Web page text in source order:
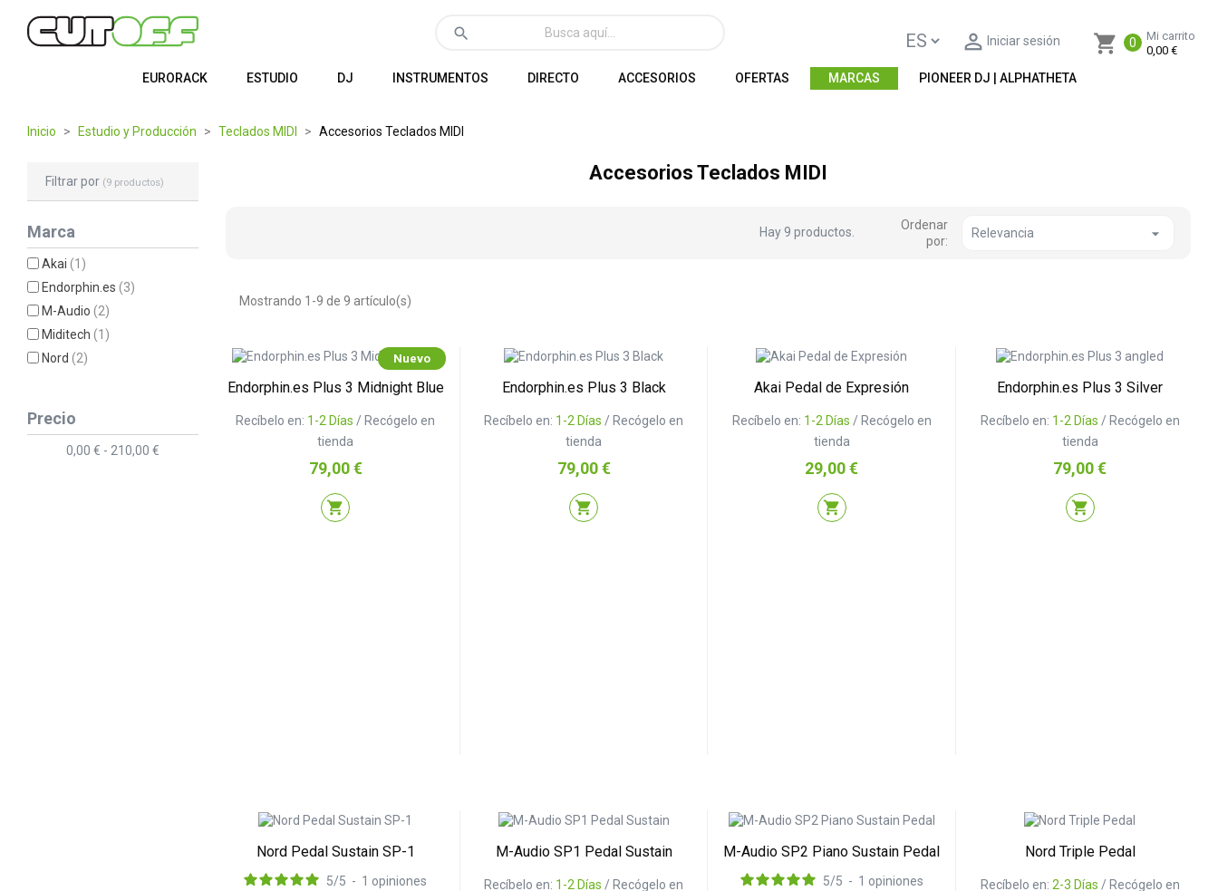
shopping_cart 0
Mi carrito
0,00 €
 Iniciar sesión
search
EURORACK ESTUDIO DJ INSTRUMENTOS DIRECTO ACCESORIOS OFERTAS MARCAS PIONEER DJ | ALPHATHETA
Inicio Estudio y Producción Teclados MIDI Accesorios Teclados MIDI
Filtrar por (9 productos)
Marca
Akai(1)
Endorphin.es(3)
M-Audio(2)
Miditech(1)
Nord(2)
Precio
0,00 € - 210,00 €
Accesorios Teclados MIDI
Hay 9 productos.
Ordenar
por:
Relevancia 
Mostrando 1-9 de 9 artículo(s)
Nuevo
Endorphin.es Plus 3 Midnight Blue
Recíbelo en: 1-2 Días/ Recógelo en
tienda
Precio
79,00 €
shopping_cart
Endorphin.es Plus 3 Black
Recíbelo en: 1-2 Días/ Recógelo en
tienda
Precio
79,00 €
shopping_cart
Akai Pedal de Expresión
Recíbelo en: 1-2 Días / Recógelo en
tienda
Precio
29,00 €
shopping_cart
Endorphin.es Plus 3 Silver
Recíbelo en: 1-2 Días / Recógelo en
tienda
Precio
79,00 €
shopping_cart
Nord Pedal Sustain SP-1
5/5 - 1 opiniones
M-Audio SP1 Pedal Sustain
Recíbelo en: 1-2 Días / Recógelo en
M-Audio SP2 Piano Sustain Pedal
5/5 - 1 opiniones
Nord Triple Pedal
Recíbelo en: 2-3 Días / Recógelo en